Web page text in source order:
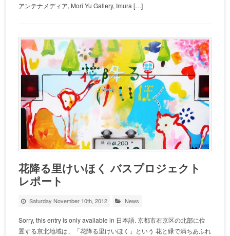
アンテナメディア, Mori Yu Gallery, Imura […]
花降る里けいほく バスプロジェクト
レポート
Saturday November 10th, 2012 News
Sorry, this entry is only available in 日本語. 京都市右京区の北部に位
置する京北地域は、「花降る里けいほく」という 花と緑で満ちあふれ